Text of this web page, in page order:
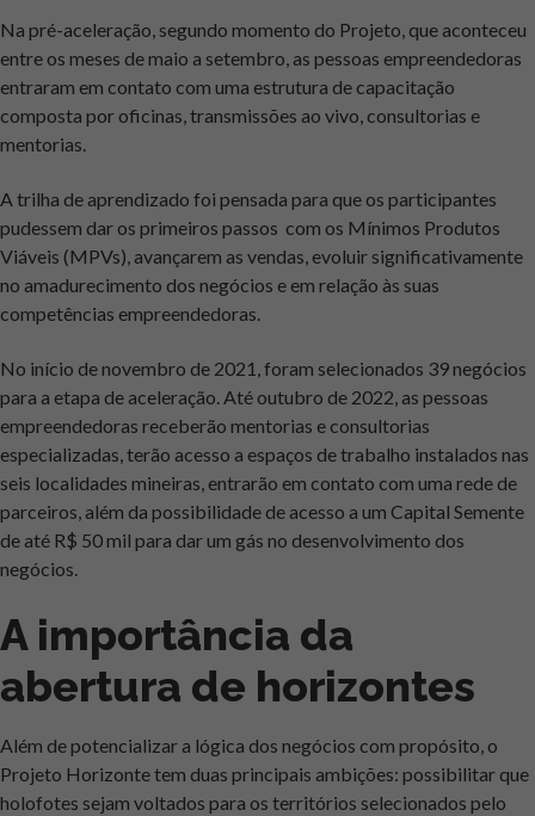
Na pré-aceleração, segundo momento do Projeto, que aconteceu
entre os meses de maio a setembro, as pessoas empreendedoras
entraram em contato com uma estrutura de capacitação
composta por oficinas, transmissões ao vivo, consultorias e
mentorias.
A trilha de aprendizado foi pensada para que os participantes
pudessem dar os primeiros passos com os Mínimos Produtos
Viáveis (MPVs), avançarem as vendas, evoluir significativamente
no amadurecimento dos negócios e em relação às suas
competências empreendedoras.
No início de novembro de 2021, foram selecionados 39 negócios
para a etapa de aceleração. Até outubro de 2022, as pessoas
empreendedoras receberão mentorias e consultorias
especializadas, terão acesso a espaços de trabalho instalados nas
seis localidades mineiras, entrarão em contato com uma rede de
parceiros, além da possibilidade de acesso a um Capital Semente
de até R$ 50 mil para dar um gás no desenvolvimento dos
negócios.
A importância da
abertura de horizontes
Além de potencializar a lógica dos negócios com propósito, o
Projeto Horizonte tem duas principais ambições: possibilitar que
holofotes sejam voltados para os territórios selecionados pelo